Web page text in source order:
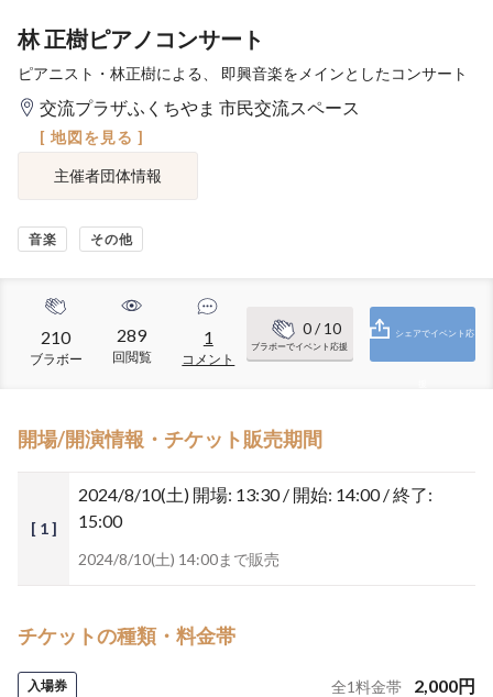
林 正樹ピアノコンサート
ピアニスト・林正樹による、 即興音楽をメインとしたコンサート
交流プラザふくちやま 市民交流スペース
[ 地図を見る ]
主催者団体情報
音楽 その他
210
ブラボー
289
回閲覧
1
コメント
0/ 10
ブラボーでイベント応援
シェアでイベント応
開場/開演情報・チケット販売期間
[ 1 ]
2024/8/10(土) 開場: 13:30 / 開始: 14:00 / 終了:
15:00
2024/8/10(土) 14:00まで販売
チケットの種類・料金帯
入場券 全1料金帯 2,000円